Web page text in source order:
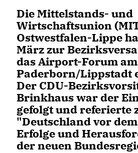
Die Mittelstands- und
Wirtschaftsunion
Ostwestfalen-Lippe
März zur
das Airport-Forum
Paderborn/Lippstadt
Der CDU-
Brinkhaus war der
gefolgt und referierte
"Deutschland vor
Erfolge und
der neuen